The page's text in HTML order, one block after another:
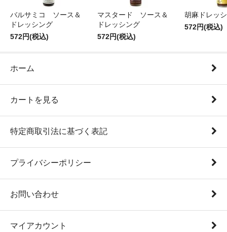
バルサミコ ソース＆
ドレッシング
572円(税込)
マスタード ソース＆
ドレッシング
572円(税込)
胡麻ドレッ
572円(税込)
ホーム
カートを見る
特定商取引法に基づく表記
プライバシーポリシー
お問い合わせ
マイアカウント